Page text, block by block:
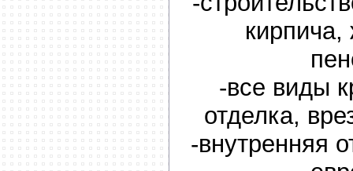
кирпича,
-все виды
отделка,
-внутренняя